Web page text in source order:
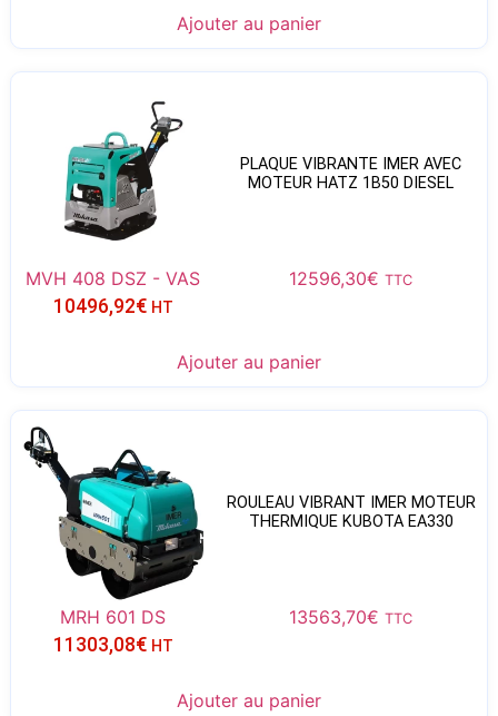
Ajouter au panier
PLAQUE VIBRANTE IMER AVEC
MOTEUR HATZ 1B50 DIESEL
MVH 408 DSZ - VAS 12596,30€ TTC
10496,92€ HT
Ajouter au panier
ROULEAU VIBRANT IMER MOTEUR
THERMIQUE KUBOTA EA330
MRH 601 DS 13563,70€ TTC
11303,08€ HT
Ajouter au panier